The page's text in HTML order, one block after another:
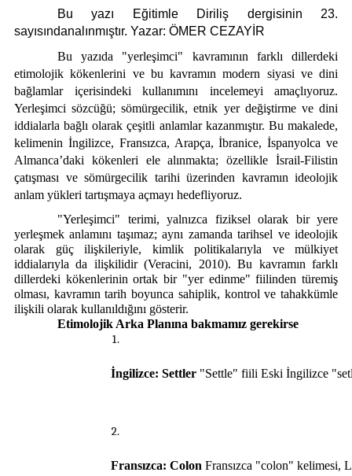
İletişim
Bu yazı Eğitimle Diriliş dergisinin 23.
sayısındanalınmıştır. Yazar: ÖMER CEZAYİR
Bu yazıda "yerleşimci" kavramının farklı dillerdeki
etimolojik kökenlerini ve bu kavramın modern siyasi ve dini
bağlamlar içerisindeki kullanımını incelemeyi amaçlıyoruz.
Yerleşimci sözcüğü; sömürgecilik, etnik yer değiştirme ve dini
iddialarla bağlı olarak çeşitli anlamlar kazanmıştır. Bu makalede,
kelimenin İngilizce, Fransızca, Arapça, İbranice, İspanyolca ve
Almanca’daki kökenleri ele alınmakta; özellikle İsrail-Filistin
çatışması ve sömürgecilik tarihi üzerinden kavramın ideolojik
anlam yükleri tartışmaya açmayı hedefliyoruz.
"Yerleşimci" terimi, yalnızca fiziksel olarak bir yere
yerleşmek anlamını taşımaz; aynı zamanda tarihsel ve ideolojik
olarak güç ilişkileriyle, kimlik politikalarıyla ve mülkiyet
iddialarıyla da ilişkilidir (Veracini, 2010). Bu kavramın farklı
dillerdeki kökenlerinin ortak bir "yer edinme" fiilinden türemiş
olması, kavramın tarih boyunca sahiplik, kontrol ve tahakkümle
ilişkili olarak kullanıldığını gösterir.
Etimolojik Arka Planına bakmamız gerekirse
İngilizce: Settler "Settle" fiili Eski İngilizce
Fransızca: Colon Fransızca "colon" kelimesi,